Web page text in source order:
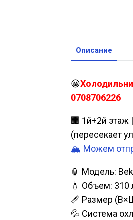
Описание
😀
0708706226
🏢 1й+2й
(пересекает
🏔️ Можем
🏮 Модель:
💧 Объем: 310
📏 Размер
💦 Система